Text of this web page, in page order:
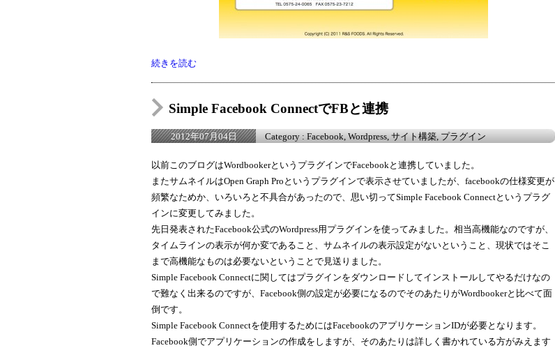
続きを読む
Simple Facebook ConnectでFBと連携
2012年07月04日 Category : Facebook, Wordpress, サイト構築, プラグイン
以前このブログはWordbookerというプラグインでFacebookと連携していました。
またサムネイルはOpen Graph Proというプラグインで表示させていましたが、facebookの仕様変更が
頻繁なためか、いろいろと不具合があったので、思い切ってSimple Facebook Connectというプラグ
インに変更してみました。
先日発表されたFacebook公式のWordpress用プラグインを使ってみました。相当高機能なのですが、
タイムラインの表示が何か変であること、サムネイルの表示設定がないということ、現状ではそこ
まで高機能なものは必要ないということで見送りました。
Simple Facebook Connectに関してはプラグインをダウンロードしてインストールしてやるだけなの
で難なく出来るのですが、Facebook側の設定が必要になるのでそのあたりがWordbookerと比べて面
倒です。
Simple Facebook Connectを使用するためにはFacebookのアプリケーションIDが必要となります。
Facebook側でアプリケーションの作成をしますが、そのあたりは詳しく書かれている方がみえます